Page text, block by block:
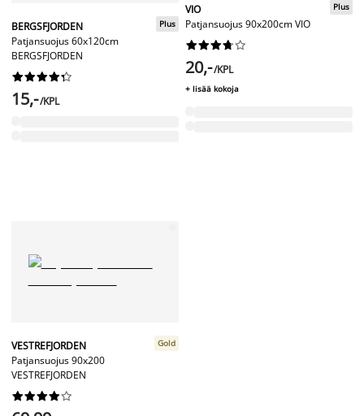
BERGSFJORDEN
Patjansuojus 60x120cm
BERGSFJORDEN
Plus






15,-/KPL
VIO
Patjansuojus 90x200cm VIO
Plus






20,-/KPL
+ lisää kokoja
VESTREFJORDEN
Patjansuojus 90x200
VESTREFJORDEN
Gold





